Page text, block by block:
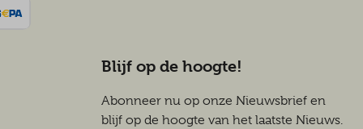
Blijf op de hoogte!
Abonneer nu op onze Nieuwsbrief en
blijf op de hoogte van het laatste Nieuws.